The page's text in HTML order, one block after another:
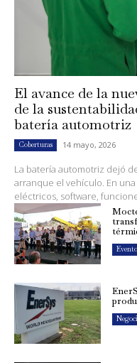
El avance de la
de la
batería automotriz
Coberturas 14 mayo, 2026
La batería automotriz dejó
arranque el vehículo. En
eléctricos, software,